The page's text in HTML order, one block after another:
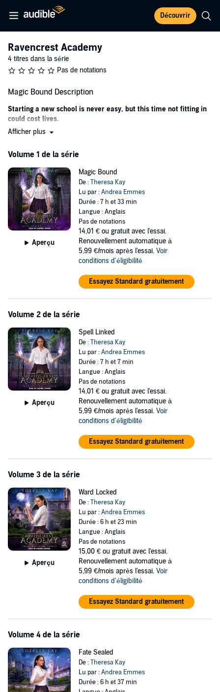
Découvrir
Ravencrest Academy
4 titres dans la série
Pas de notations
Magic Bound Description
Starting a new school is never easy, but this time not fitting in
could cost lives.
Despite being raised by shifters, my life was fairly ordinary...until I
broke loose.
The binding spell placed on me as an infant broke and I found out in
a painful and rather unpleasant manner that I'm actually a witch.
Now, the very people my birth mother tried to hide me from want to
use my concealment as an excuse to push an anti-shifter agenda.
The only way to keep my adoptive family - and myself - safe is to
enroll in the elite Ravencrest Academy and prove I can control my
newfound abilities.
Unfortunately, raw power doesn't translate into competency and
magic alone does nothing to help me navigate the ins and outs of
witch society. But even with all the things working against me, I
manage to make a few new friends and there's a spark of
Still, I can't let that distract me from the ugly truth that many who
peace between shifters and witches I must succeed...no matter the
cost.
©2019 Theresa Kay (P)2020 Tantor
Afficher plus
Volume 1 de la série
Aperçu
Magic Bound
De :Theresa Kay
Lu par :Andrea Emmes
Durée : 7 h et 33 min
Langue : Anglais
Pas de notations
14,01 € ou gratuit avec l'essai.
Renouvellement automatique à
5,99 €/mois après l'essai. Voir
conditions d'éligibilité
Essayez Standard gratuitement
Volume 2 de la série
Aperçu
Spell Linked
De :Theresa Kay
Lu par :Andrea Emmes
Durée : 7 h et 7 min
Langue : Anglais
Pas de notations
14,01 € ou gratuit avec l'essai.
Renouvellement automatique à
5,99 €/mois après l'essai. Voir
conditions d'éligibilité
Essayez Standard gratuitement
Volume 3 de la série
Aperçu
Ward Locked
De :Theresa Kay
Lu par :Andrea Emmes
Durée : 6 h et 23 min
Langue : Anglais
Pas de notations
15,00 € ou gratuit avec l'essai.
Renouvellement automatique à
5,99 €/mois après l'essai. Voir
conditions d'éligibilité
Essayez Standard gratuitement
Volume 4 de la série
Fate Sealed
De :Theresa Kay
Lu par :Andrea Emmes
Durée : 6 h et 37 min